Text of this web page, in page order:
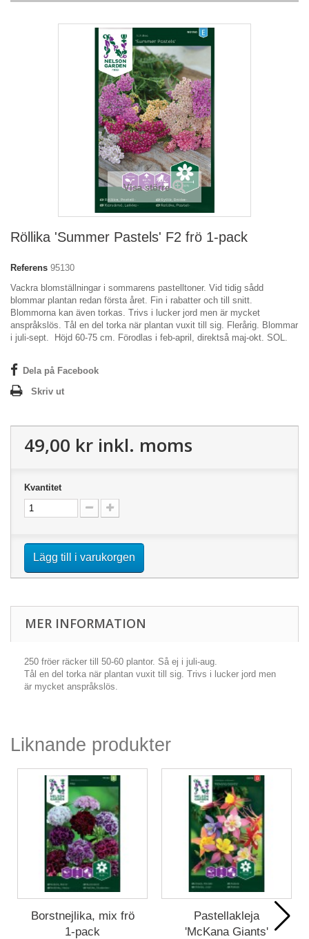
Visa större
Röllika 'Summer Pastels' F2 frö 1-pack
Referens 95130
Vackra blomställningar i sommarens pastelltoner. Vid tidig sådd
blommar plantan redan första året. Fin i rabatter och till snitt.
Blommorna kan även torkas. Trivs i lucker jord men är mycket
anspråkslös. Tål en del torka när plantan vuxit till sig. Flerårig. Blommar
i juli-sept. Höjd 60-75 cm. Förodlas i feb-april, direktså maj-okt. SOL.
Dela på Facebook
Skriv ut
49,00 kr inkl. moms
Kvantitet
Lägg till i varukorgen
MER INFORMATION
250 fröer räcker till 50-60 plantor. Så ej i juli-aug.
Tål en del torka när plantan vuxit till sig. Trivs i lucker jord men
är mycket anspråkslös.
Liknande produkter
Borstnejlika, mix frö
1-pack
Pastellakleja
'McKana Giants'